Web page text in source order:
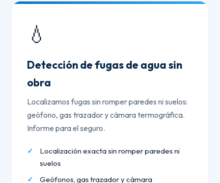
💧
Detección de fugas de agua sin
obra
Localizamos fugas sin romper paredes ni suelos:
geófono, gas trazador y cámara termográfica.
Informe para el seguro.
Localización exacta sin romper paredes ni
suelos
Geófonos, gas trazador y cámara